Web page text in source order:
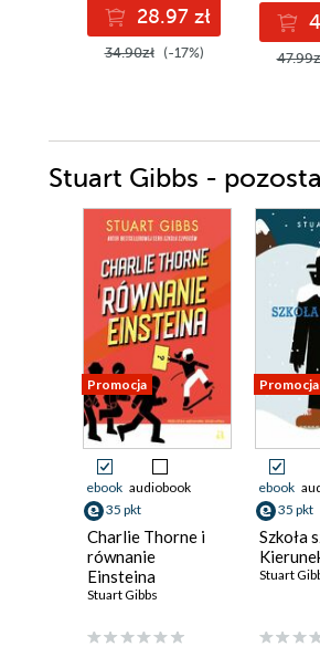
28.97 zł
34.90zł (-17%)
Stuart Gibbs -
Promocja
ebook audiobook
35 pkt
Charlie Thorne i
równanie
Einsteina
Stuart Gibbs
Promocja
ebook
35 pkt
Szkoła
Stuart